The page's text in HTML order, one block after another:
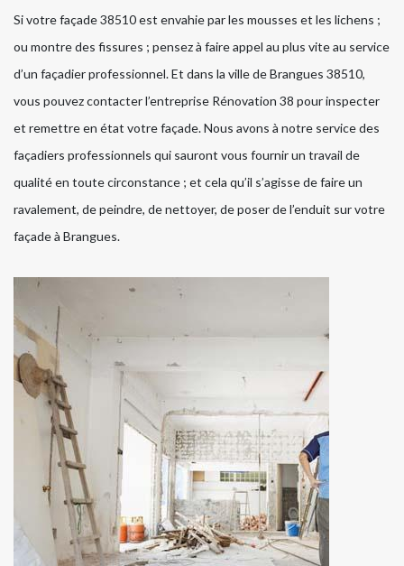
Si votre façade 38510 est envahie par les mousses et les lichens ;
ou montre des fissures ; pensez à faire appel au plus vite au service
d’un façadier professionnel. Et dans la ville de Brangues 38510,
vous pouvez contacter l’entreprise Rénovation 38 pour inspecter
et remettre en état votre façade. Nous avons à notre service des
façadiers professionnels qui sauront vous fournir un travail de
qualité en toute circonstance ; et cela qu’il s’agisse de faire un
ravalement, de peindre, de nettoyer, de poser de l’enduit sur votre
façade à Brangues.